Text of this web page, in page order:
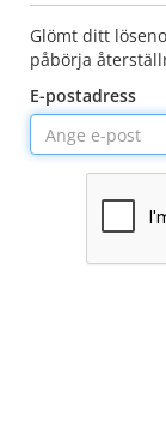
Glömt ditt
påbörja
E-postadress